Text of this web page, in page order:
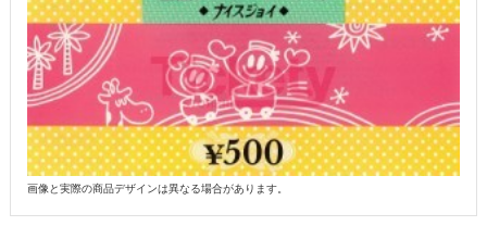
画像と実際の商品デザインは異なる場合があります。